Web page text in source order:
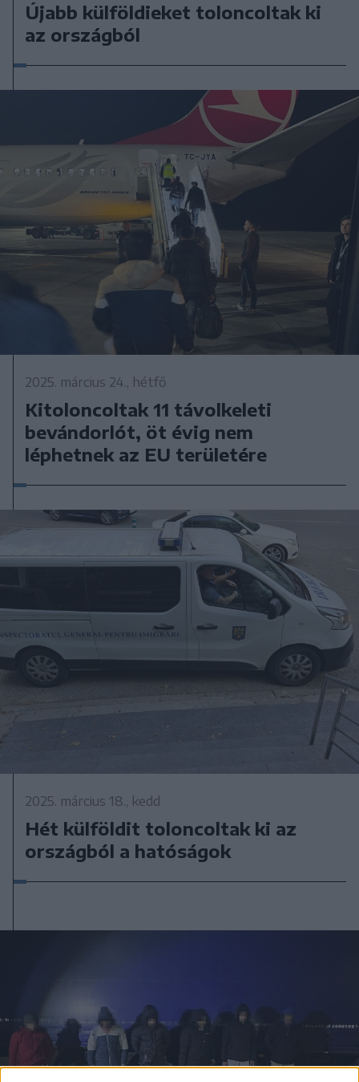
Újabb külföldieket toloncoltak ki
az országból
2025. március 24., hétfő
Kitoloncoltak 11 távolkeleti
bevándorlót, öt évig nem
léphetnek az EU területére
2025. március 18., kedd
Hét külföldit toloncoltak ki az
országból a hatóságok